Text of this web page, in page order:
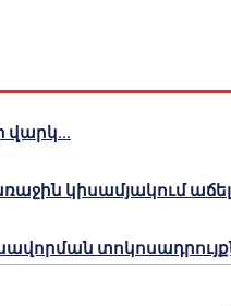
վարկ...
կիսամյակում